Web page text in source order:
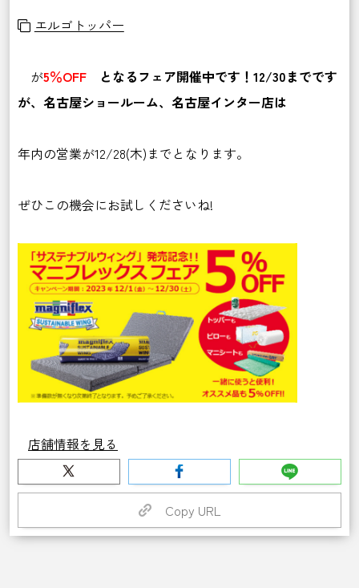
エルゴトッパー
が5％OFF
となるフェア開催中です！12/30までです
が、名古屋ショールーム、名古屋インター店は
年内の営業が12/28(木)までとなります。
ぜひこの機会にお試しくださいね!
店舗情報を見る
Copy URL